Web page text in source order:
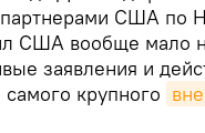
партнерами США по
США вообще мало
заявления и
крупного